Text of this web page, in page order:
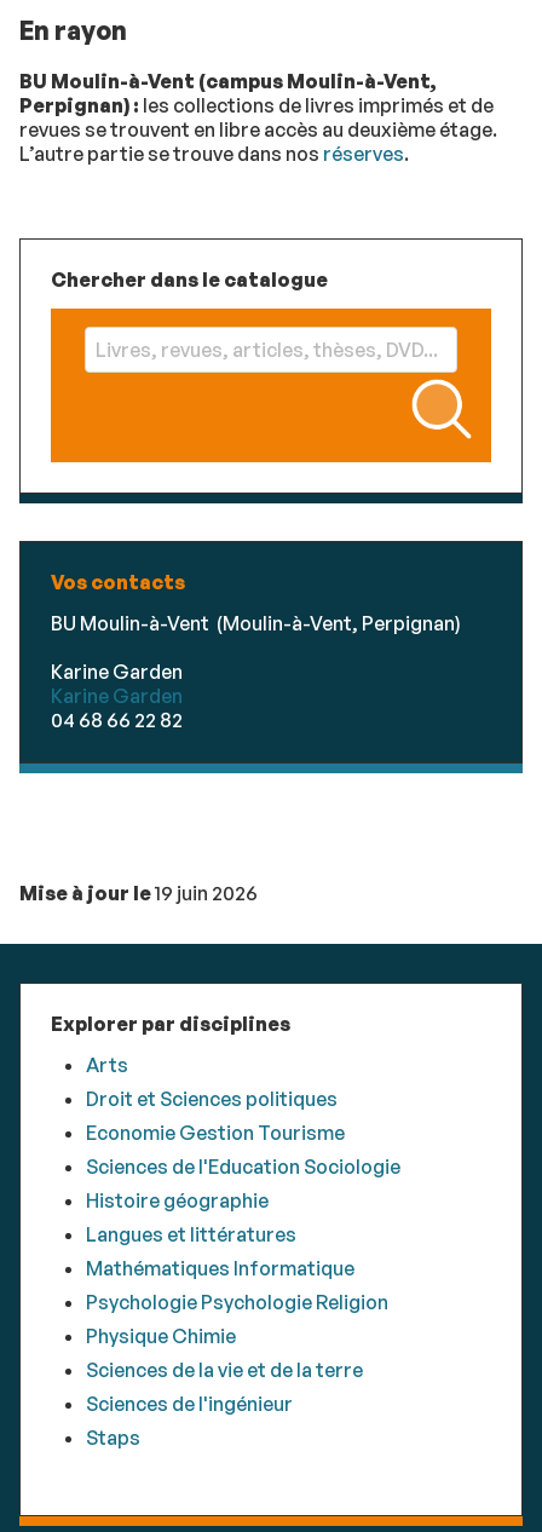
En rayon
BU Moulin-à-Vent (campus Moulin-à-Vent,
Perpignan) : les collections de livres imprimés et de
revues se trouvent en libre accès au deuxième étage.
L’autre partie se trouve dans nos réserves.
Chercher dans le catalogue
Vos contacts
BU Moulin-à-Vent (Moulin-à-Vent, Perpignan)
Karine Garden
Karine Garden
04 68 66 22 82
Mise à jour le19 juin 2026
Explorer par disciplines
Arts
Droit et Sciences politiques
Economie Gestion Tourisme
Sciences de l'Education Sociologie
Histoire géographie
Langues et littératures
Mathématiques Informatique
Psychologie Psychologie Religion
Physique Chimie
Sciences de la vie et de la terre
Sciences de l'ingénieur
Staps